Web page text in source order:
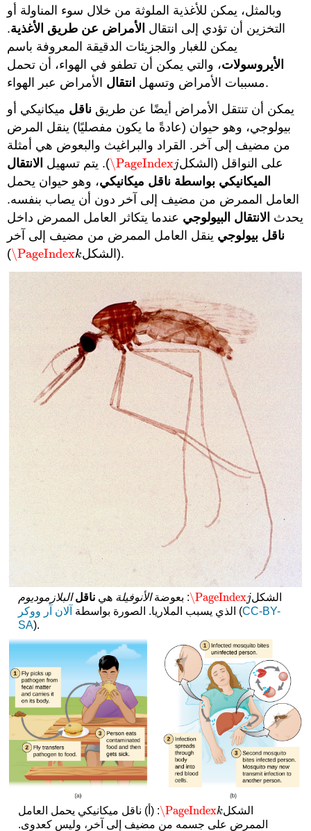
وبالمثل، يمكن للأغذية الملوثة من خلال سوء المناولة أو
التخزين أن تؤدي إلى انتقال الأمراض عن طريق الأغذية.
يمكن للغبار والجزيئات الدقيقة المعروفة باسم
الأيروسولات، والتي يمكن أن تطفو في الهواء، أن تحمل
مسببات الأمراض وتسهل انتقال
الأمراض عبر الهواء.
يمكن أن تنتقل الأمراض أيضًا عن طريق ناقل ميكانيكي أو
بيولوجي، وهو حيوان (عادةً ما يكون مفصليًا) ينقل المرض
من مضيف إلى آخر. القراد والبراغيث والبعوض هي أمثلة
على النواقل (الشكل \PageIndexj
\PageIndexj ). يتم تسهيل الانتقال
الميكانيكي بواسطة ناقل ميكانيكي، وهو حيوان يحمل
العامل الممرض من مضيف إلى آخر دون أن يصاب بنفسه.
يحدث الانتقال البيولوجي عندما يتكاثر العامل الممرض داخل
ناقل بيولوجي ينقل العامل الممرض من مضيف إلى آخر
(الشكل \PageIndexk
\PageIndexk ).
الشكل \PageIndexj
\PageIndexj : بعوضةالأنوفيلة هيناقل البلازموديوم
الذي يسبب الملاريا. الصورة بواسطة آلان آر ووكر (CC-BY-
SA).
الشكل \PageIndexk
\PageIndexk
: (أ) ناقل ميكانيكي يحمل العامل
الممرض على جسمه من مضيف إلى آخر، وليس كعدوى.